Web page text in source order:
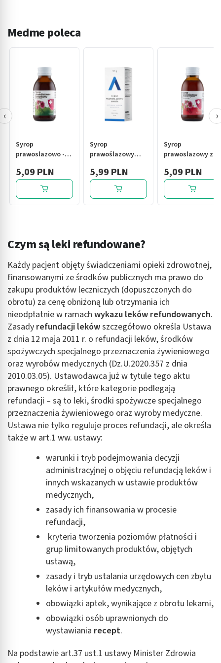
Medme poleca
Syrop
prawoslazowo -
ml
5,09 PLN
Syrop
prawoślazowy
g
5,99 PLN
Syrop
prawoslazowy z
cynkiem, 100 ml
5,09 PLN
‹ ›
Czym są leki refundowane?
Każdy pacjent objęty świadczeniami opieki zdrowotnej,
finansowanymi ze środków publicznych ma prawo do
zakupu produktów leczniczych (dopuszczonych do
obrotu) za cenę obniżoną lub otrzymania ich
nieodpłatnie w ramach wykazu leków refundowanych.
Zasady refundacji lekówszczegółowo określa Ustawa
z dnia 12 maja 2011 r. o refundacji leków, środków
spożywczych specjalnego przeznaczenia żywieniowego
oraz wyrobów medycznych (Dz.U.2020.357 z dnia
2010.03.05). Ustawodawca już w tytule tego aktu
prawnego określił, które kategorie podlegają
refundacji – są to leki, środki spożywcze specjalnego
przeznaczenia żywieniowego oraz wyroby medyczne.
Ustawa nie tylko reguluje proces refundacji, ale określa
także w art.1 ww. ustawy:
warunki i tryb podejmowania decyzji
administracyjnej o objęciu refundacją leków i
innych wskazanych w ustawie produktów
medycznych,
zasady ich finansowania w procesie
refundacji,
kryteria tworzenia poziomów płatności i
grup limitowanych produktów, objętych
ustawą,
zasady i tryb ustalania urzędowych cen zbytu
leków i artykułów medycznych,
obowiązki aptek, wynikające z obrotu lekami,
obowiązki osób uprawnionych do
wystawiania recept.
Na podstawie art.37 ust.1 ustawy Minister Zdrowia